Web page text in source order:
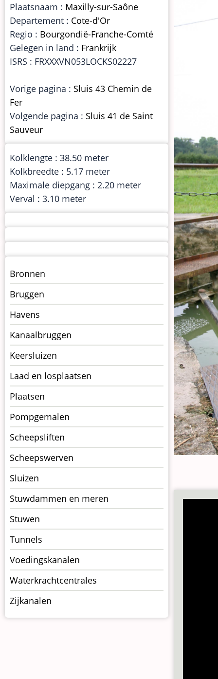
Plaatsnaam : Maxilly-sur-Saône
Departement : Cote-d'Or
Regio : Bourgondië-Franche-Comté
Gelegen in land : Frankrijk
ISRS : FRXXXVN053LOCKS02227
Vorige pagina : Sluis 43 Chemin de
Fer
Volgende pagina : Sluis 41 de Saint
Sauveur
Kolklengte : 38.50 meter
Kolkbreedte : 5.17 meter
Maximale diepgang : 2.20 meter
Verval : 3.10 meter
Menu
kunstwerken
op
kunstwerkpagina
Bronnen
Bruggen
Havens
Kanaalbruggen
Keersluizen
Laad en losplaatsen
Plaatsen
Pompgemalen
Scheepsliften
Scheepswerven
Sluizen
Stuwdammen en meren
Stuwen
Tunnels
Voedingskanalen
Waterkrachtcentrales
Zijkanalen